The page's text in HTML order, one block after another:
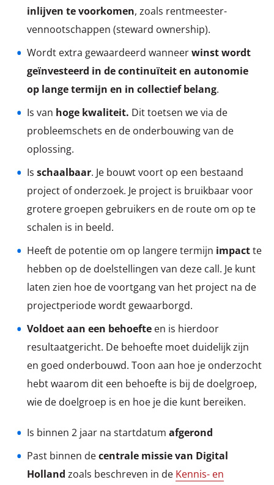
inlijven te voorkomen, zoals rentmeester-
vennootschappen (steward ownership).
Wordt extra gewaardeerd wanneerwinst wordt
geïnvesteerd in de continuïteit en autonomie
op lange termijn en in collectief belang.
Is van hoge kwaliteit. Dit toetsen we via de
probleemschets en de onderbouwing van de
oplossing.
Is schaalbaar. Je bouwt voort op een bestaand
project of onderzoek. Je project is bruikbaar voor
grotere groepen gebruikers en de route om op te
schalen is in beeld.
Heeft de potentie om op langere termijn impactte
hebben op de doelstellingen van deze call. Je kunt
laten zien hoe de voortgang van het project na de
projectperiode wordt gewaarborgd.
Voldoet aan een behoefte en is hierdoor
resultaatgericht. De behoefte moet duidelijk zijn
en goed onderbouwd. Toon aan hoe je onderzocht
hebt waarom dit een behoefte is bij de doelgroep,
wie de doelgroep is en hoe je die kunt bereiken.
Is binnen 2 jaar na startdatum afgerond
Past binnen decentrale missie van Digital
Holland zoals beschreven in de Kennis- en